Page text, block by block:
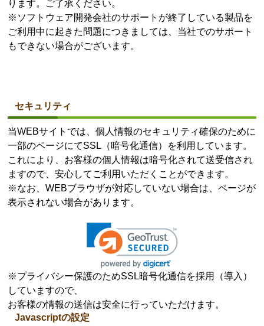
ります。ご了承ください。
※ソフトウェア開発会社のサポートが終了している製品を
ご利用中に起きた問題につきましては、当社でのサポート
もできない場合がございます。
セキュリティ
当WEBサイトでは、個人情報のセキュリティ確保のために
一部のページにてSSL（暗号化通信）を利用しています。
これにより、お客様の個人情報は暗号化されて送受信され
ますので、安心してご利用いただくことができます。
※なお、WEBブラウザが対応していない場合は、ページが
表示されない場合があります。
※プライバシー保護のためSSL暗号化通信を採用（導入）
していますので、
お客様の情報の送信は安全に行っていただけます。
Javascriptの設定